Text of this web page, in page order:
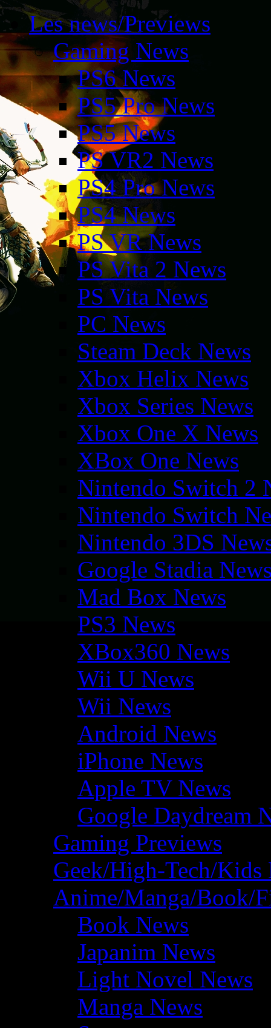
Les news/Previews
Gaming News
PS6 News
PS5 Pro News
PS5 News
PS VR2 News
PS4 Pro News
PS4 News
PS VR News
PS Vita 2 News
PS Vita News
PC News
Steam Deck News
Xbox Helix News
Xbox Series News
Xbox One X News
XBox One News
Nintendo Switch 2
Nintendo Switch
Nintendo 3DS
Google Stadia
Mad Box News
PS3 News
XBox360 News
Wii U News
Wii News
Android News
iPhone News
Apple TV News
Google Daydream
Gaming Previews
Geek/High-Tech/Kids
Anime/Manga/Book/
Book News
Japanim News
Light Novel News
Manga News